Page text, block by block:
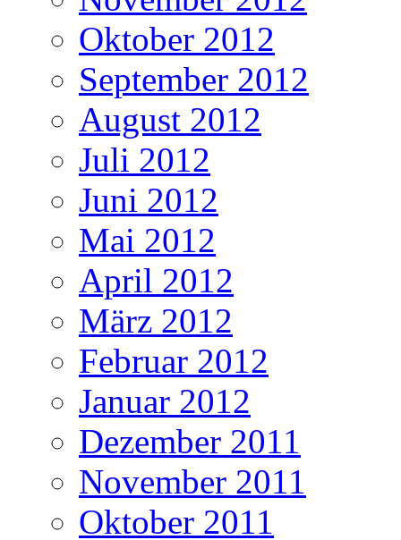
Oktober 2012
September 2012
August 2012
Juli 2012
Juni 2012
Mai 2012
April 2012
März 2012
Februar 2012
Januar 2012
Dezember 2011
November 2011
Oktober 2011